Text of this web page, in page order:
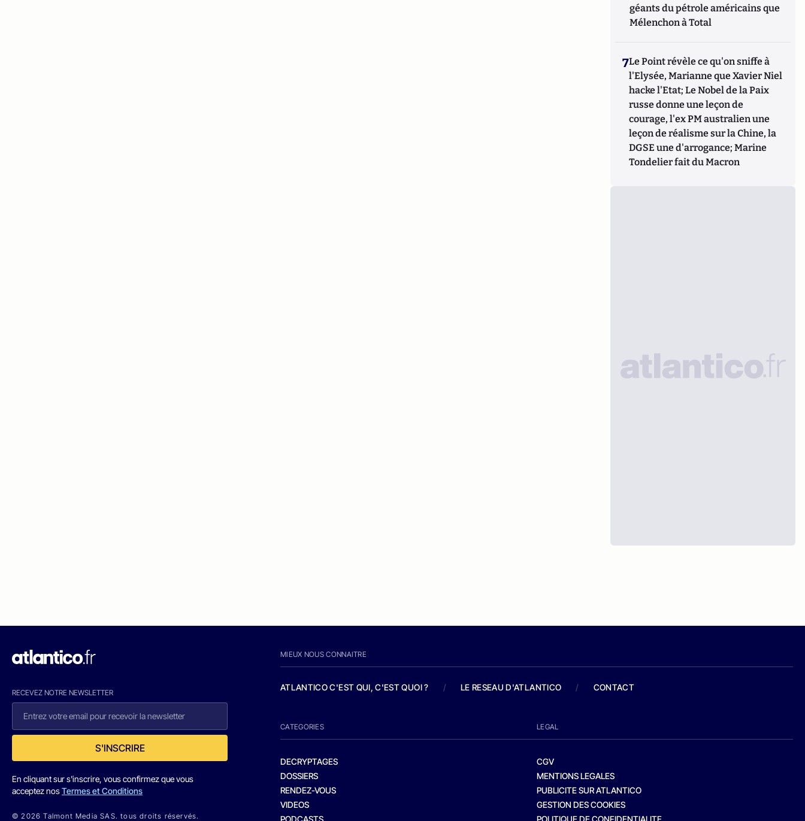
géants du pétrole américains que
Mélenchon à Total
7Le Point révèle ce qu'on sniffe à
l'Elysée, Marianne que Xavier Niel
hacke l'Etat; Le Nobel de la Paix
russe donne une leçon de
courage, l'ex PM australien une
leçon de réalisme sur la Chine, la
DGSE une d'arrogance; Marine
Tondelier fait du Macron
RECEVEZ NOTRE NEWSLETTER
S'INSCRIRE
En cliquant sur s'inscrire, vous confirmez que vous
acceptez nosTermes et Conditions
© 2026 Talmont Media SAS. tous droits réservés.
MIEUX NOUS CONNAITRE
ATLANTICO C'EST QUI, C'EST QUOI ? / LE RESEAU D'ATLANTICO / CONTACT
CATEGORIES
DECRYPTAGES
DOSSIERS
RENDEZ-VOUS
VIDEOS
PODCASTS
LEGAL
CGV
MENTIONS LEGALES
PUBLICITE SUR ATLANTICO
GESTION DES COOKIES
POLITIQUE DE CONFIDENTIALITE